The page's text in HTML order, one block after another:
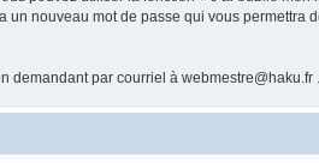
nouveau mot de passe qui vous permettra
par courriel à webmestre@haku.fr .